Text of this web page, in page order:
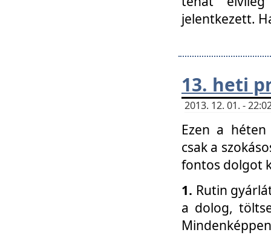
jelentkezett.
13. heti
2013. 12. 01. -
Ezen a
csak a
fontos dolgot
1. Rutin
a dolog,